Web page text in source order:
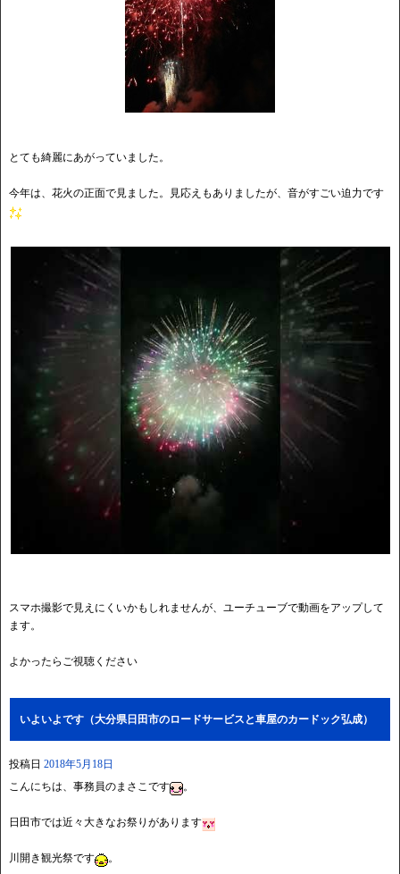
とても綺麗にあがっていました。
今年は、花火の正面で見ました。見応えもありましたが、音がすごい迫力です
スマホ撮影で見えにくいかもしれませんが、ユーチューブで動画をアップして
ます。
よかったらご視聴ください
いよいよです（大分県日田市のロードサービスと車屋のカードック弘成）
投稿日 2018年5月18日
こんにちは、事務員のまさこです
。
日田市では近々大きなお祭りがあります
川開き観光祭です 。